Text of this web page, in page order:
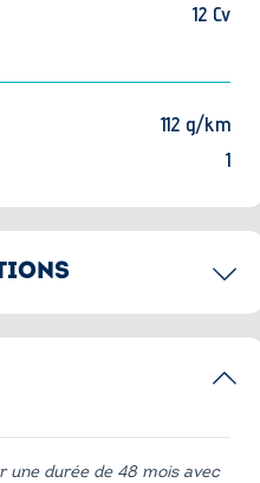
12 Cv
112 g/km
1
une durée de 48 mois avec